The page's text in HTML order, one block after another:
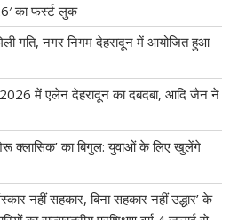
का फर्स्ट लुक
गति, नगर निगम देहरादून में आयोजित हुआ
2026 में एलेन देहरादून का दबदबा, आदि जैन ने
क्लासिक’ का बिगुल: युवाओं के लिए खुलेंगे
नहीं सहकार, बिना सहकार नहीं उद्धार’ के